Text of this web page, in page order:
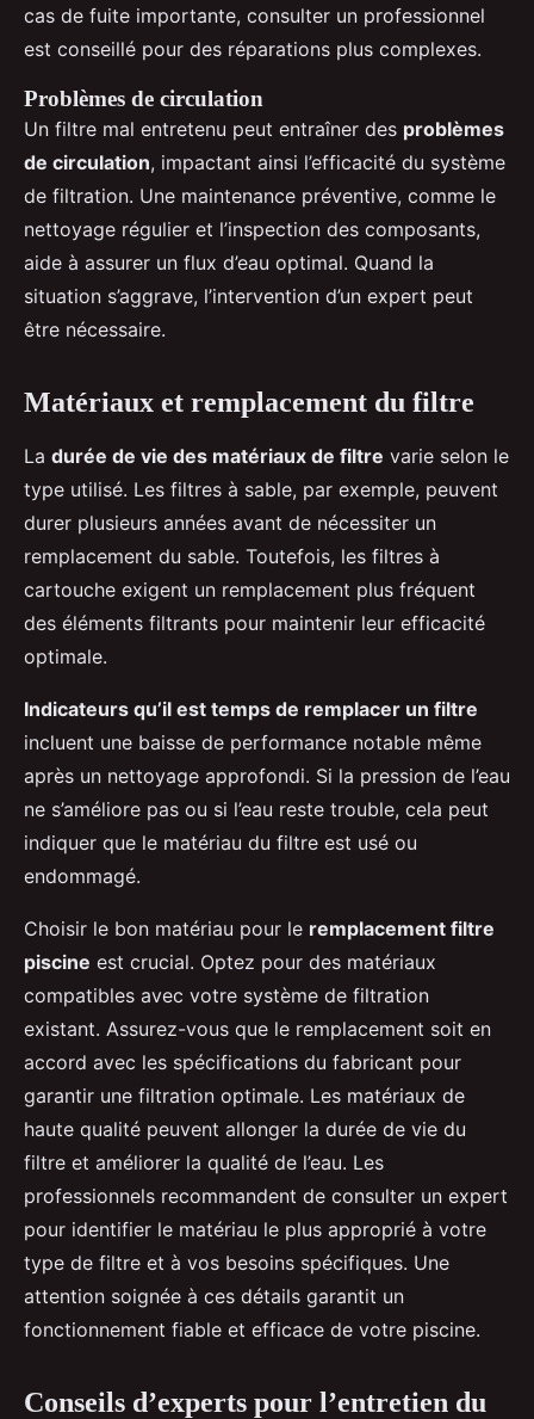
cas de fuite importante, consulter un professionnel
est conseillé pour des réparations plus complexes.
Problèmes de circulation
Un filtre mal entretenu peut entraîner des problèmes
de circulation, impactant ainsi l’efficacité du système
de filtration. Une maintenance préventive, comme le
nettoyage régulier et l’inspection des composants,
aide à assurer un flux d’eau optimal. Quand la
situation s’aggrave, l’intervention d’un expert peut
être nécessaire.
Matériaux et remplacement du filtre
La durée de vie des matériaux de filtre varie selon le
type utilisé. Les filtres à sable, par exemple, peuvent
durer plusieurs années avant de nécessiter un
remplacement du sable. Toutefois, les filtres à
cartouche exigent un remplacement plus fréquent
des éléments filtrants pour maintenir leur efficacité
optimale.
Indicateurs qu’il est temps de remplacer un filtre
incluent une baisse de performance notable même
après un nettoyage approfondi. Si la pression de l’eau
ne s’améliore pas ou si l’eau reste trouble, cela peut
indiquer que le matériau du filtre est usé ou
endommagé.
Choisir le bon matériau pour le remplacement filtre
piscine est crucial. Optez pour des matériaux
compatibles avec votre système de filtration
existant. Assurez-vous que le remplacement soit en
accord avec les spécifications du fabricant pour
garantir une filtration optimale. Les matériaux de
haute qualité peuvent allonger la durée de vie du
filtre et améliorer la qualité de l’eau. Les
professionnels recommandent de consulter un expert
pour identifier le matériau le plus approprié à votre
type de filtre et à vos besoins spécifiques. Une
attention soignée à ces détails garantit un
fonctionnement fiable et efficace de votre piscine.
Conseils d’experts pour l’entretien du